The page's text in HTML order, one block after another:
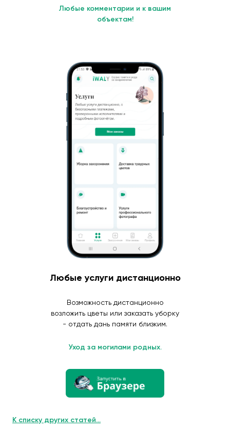
Любые комментарии и к вашим
объектам!
Любые услуги дистанционно
Возможность дистанционно
возложить цветы или заказать уборку
- отдать дань памяти близким.
Уход за могилами родных.
К списку других статей...